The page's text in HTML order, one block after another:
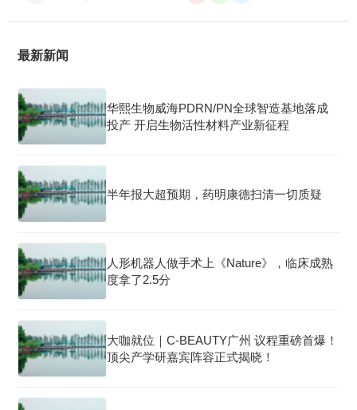
最新新闻
华熙生物威海PDRN/PN全球智造基地落成
投产 开启生物活性材料产业新征程
半年报大超预期，药明康德扫清一切质疑
人形机器人做手术上《Nature》，临床成熟
度拿了2.5分
大咖就位｜C-BEAUTY广州 议程重磅首爆！
顶尖产学研嘉宾阵容正式揭晓！